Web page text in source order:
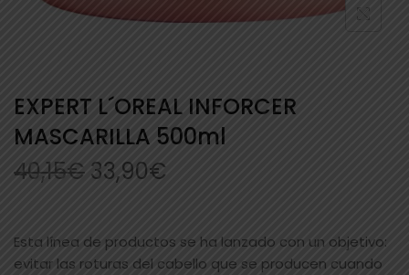
EXPERT L´OREAL INFORCER
MASCARILLA 500ml
40,15€ 33,90€
Esta línea de productos se ha lanzado con un objetivo:
evitar las roturas del cabello que se producen cuando